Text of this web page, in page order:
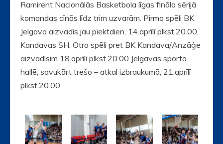
Ramirent Nacionālās Basketbola līgas fināla sērijā
komandas cīnās līdz trim uzvarām. Pirmo spēli BK
Jelgava aizvadīs jau piektdien, 14.aprīlī plkst.20.00,
Kandavas SH. Otro spēli pret BK Kandava/Anzāģe
aizvadīsim 18.aprīlī plkst.20.00 Jelgavas sporta
hallē, savukārt trešo – atkal izbraukumā, 21.aprīlī
plkst.20.00.